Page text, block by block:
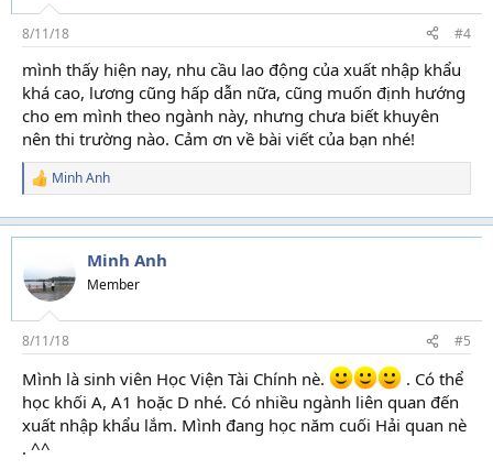
s
:
8/11/18 #4
mình thấy hiện nay, nhu cầu lao động của xuất nhập khẩu
khá cao, lương cũng hấp dẫn nữa, cũng muốn định hướng
cho em mình theo ngành này, nhưng chưa biết khuyên
nên thi trường nào. Cảm ơn về bài viết của bạn nhé!
R
a
c
i
o
s
:
Minh Anh
Minh Anh
Member
8/11/18 #5
Mình là sinh viên Học Viện Tài Chính nè.
. Có thể
học khối A, A1 hoặc D nhé. Có nhiều ngành liên quan đến
xuất nhập khẩu lắm. Mình đang học năm cuối Hải quan nè
. ^^